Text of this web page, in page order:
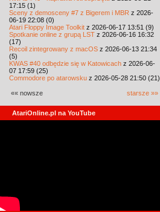
17:15 (1)
Sceny z demosceny #7 z Bigerem i MBR z 2026-
06-19 22:08 (0)
Atari Floppy Image Toolkit z 2026-06-17 13:51 (9)
Spotkanie online z grupą LST z 2026-06-16 16:32
(17)
Recoil zintegrowany z macOS z 2026-06-13 21:34
(5)
KWAS #40 odbędzie się w Katowicach z 2026-06-
07 17:59 (25)
Commodore po atarowsku z 2026-05-28 21:50 (21)
«« nowsze starsze »»
AtariOnline.pl na YouTube